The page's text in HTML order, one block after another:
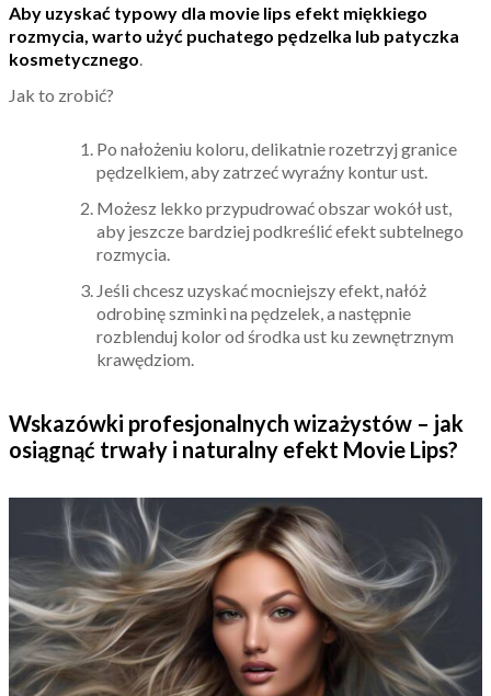
Aby uzyskać typowy dla movie lips efekt miękkiego
rozmycia, warto użyć puchatego pędzelka lub patyczka
kosmetycznego
Jak to zrobić?
Po nałożeniu koloru, delikatnie rozetrzyj granice
pędzelkiem, aby zatrzeć wyraźny kontur ust.
Możesz lekko przypudrować obszar wokół ust,
aby jeszcze bardziej podkreślić efekt subtelnego
rozmycia.
Jeśli chcesz uzyskać mocniejszy efekt, nałóż
odrobinę szminki na pędzelek, a następnie
rozblenduj kolor od środka ust ku zewnętrznym
krawędziom.
Wskazówki profesjonalnych wizażystów – jak
osiągnąć trwały i naturalny efekt Movie Lips?